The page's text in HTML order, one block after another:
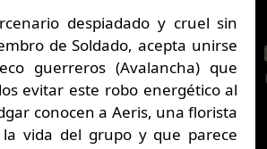
despiadado y cruel sin
de Soldado, acepta unirse
guerreros (Avalancha) que
evitar este robo energético al
conocen a Aeris, una florista
vida del grupo y que parece